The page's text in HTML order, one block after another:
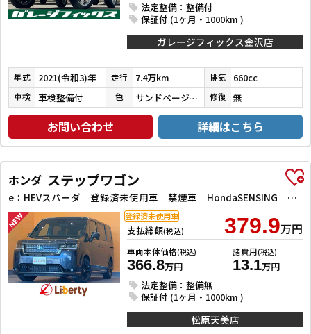
法定整備：整備付
保証付 (1ヶ月・1000km )
ガレージフィックス金沢店
年式 2021(令和3)年 走行 7.4万km 排気 660cc
車検 車検整備付 色 サンドベージュメタリック 修復 無
お問い合わせ 詳細はこちら
ホンダ ステップワゴン
e：HEVスパーダ 登録済未使用車 禁煙車 HondaSENSING 両側自動ドア アダプティブクルーズコントロール 電子パーキング パワーバックドア アダプティブクルーズコントロール ブラインドスポットモニター
支払総額(税込) 379.9万円
車両本体価格(税込)
366.8万円
諸費用(税込)
13.1万円
法定整備：整備無
保証付 (1ヶ月・1000km )
登録済未使用車
松原天美店